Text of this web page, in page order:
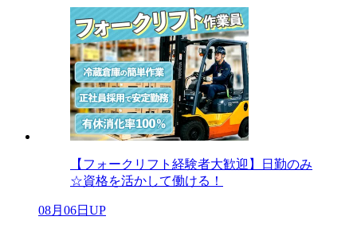
【フォークリフト経験者大歓迎】日勤のみ
☆資格を活かして働ける！
08月06日UP